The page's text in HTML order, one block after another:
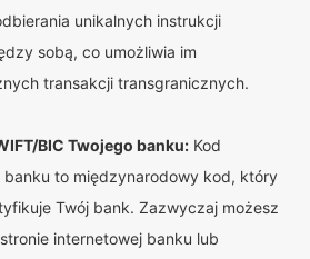
unikalnych instrukcji
sobą, co umożliwia im
transakcji transgranicznych.
BIC Twojego banku: Kod
banku to międzynarodowy kod, który
Twój bank. Zazwyczaj możesz
internetowej banku lub